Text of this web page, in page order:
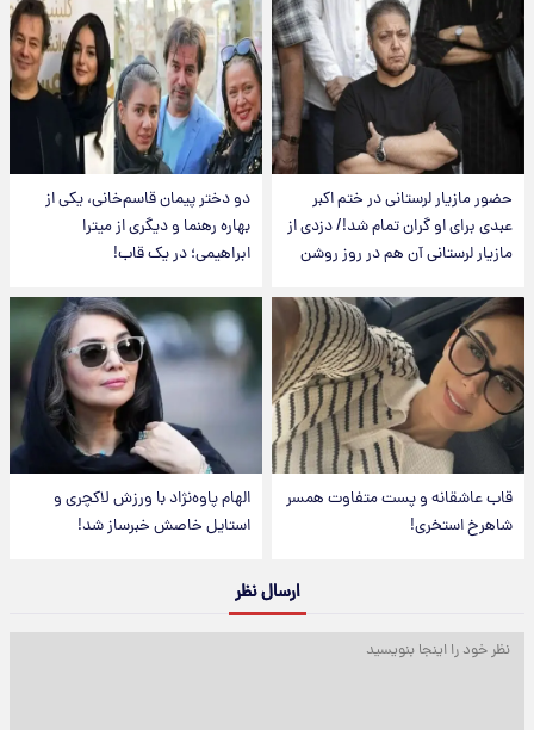
حضور مازیار لرستانی در ختم اکبر
عبدی برای او گران تمام شد!/ دزدی از
مازیار لرستانی آن هم در روز روشن
دو دختر پیمان قاسم‌خانی، یکی از
بهاره رهنما و دیگری از میترا
ابراهیمی؛ در یک قاب!
قاب عاشقانه و پست متفاوت همسر
شاهرخ استخری!
الهام پاوه‌نژاد با ورزش لاکچری و
استایل خاصش خبرساز شد!
ارسال نظر